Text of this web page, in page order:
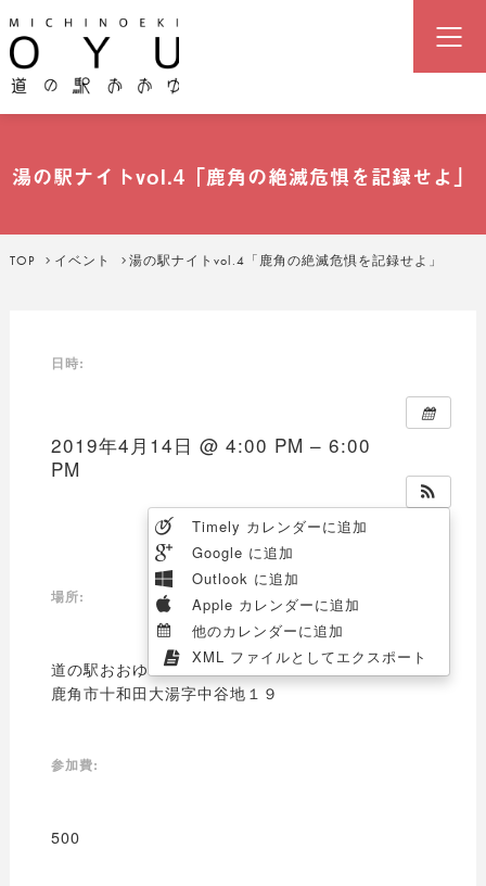
道の駅「おおゆ」（湯の駅おおゆ
湯の駅ナイトvol.4「鹿角の絶滅危惧を記録せよ」
TOP イベント 湯の駅ナイトvol.4「鹿角の絶滅危惧を記録せよ」
Timely カレンダーに追加
Google に追加
Outlook に追加
Apple カレンダーに追加
他のカレンダーに追加
XML ファイルとしてエクスポート
日時:
2019年4月14日 @ 4:00 PM – 6:00
PM
場所:
道の駅おおゆ
鹿角市十和田大湯字中谷地１９
参加費:
500